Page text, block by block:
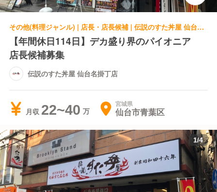
その他(料理ジャンル) | 店長・店長候補 | 伝説のすた丼屋 仙台名掛丁店
【年間休日114日】デカ盛り界のパイオニア
店長候補募集
伝説のすた丼屋 仙台名掛丁店
月収 22~40 宮城県
仙台市青葉区
1/4